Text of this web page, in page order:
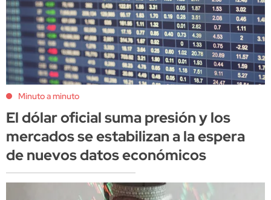
Minuto a minuto
El dólar oficial suma presión y los
mercados se estabilizan a la espera
de nuevos datos económicos